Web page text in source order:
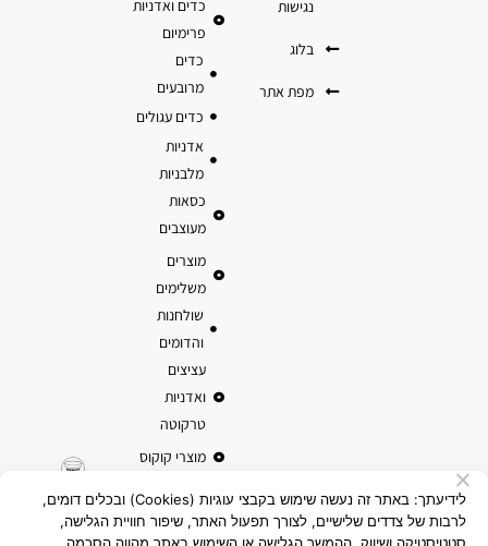
כדים ואדניות
פרימיום
כדים
מרובעים
כדים עגולים
אדניות
מלבניות
כסאות
מעוצבים
מוצרים
משלימים
שולחנות
והדומים
עציצים
ואדניות
טרקוטה
מוצרי קוקוס
נגישות
בלוג
מפת אתר
לידיעתך: באתר זה נעשה שימוש בקבצי עוגיות (Cookies) ובכלים דומים,
לרבות של צדדים שלישיים, לצורך תפעול האתר, שיפור חוויית הגלישה,